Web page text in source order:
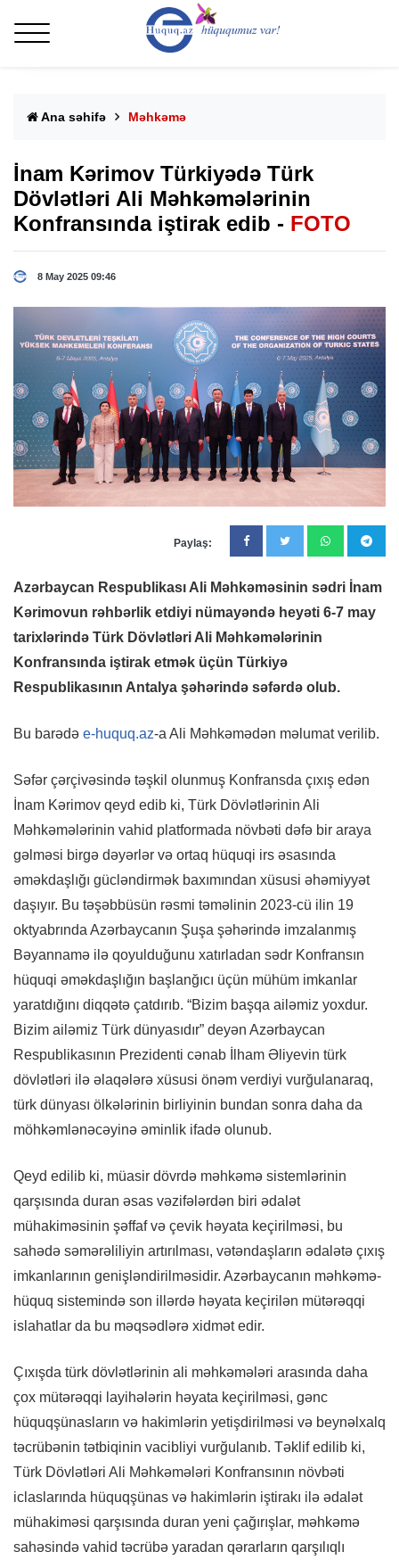
Ana səhifə Məhkəmə
İnam Kərimov Türkiyədə Türk
Dövlətləri Ali Məhkəmələrinin
Konfransında iştirak edib - FOTO
8 May 2025 09:46
Paylaş:
Azərbaycan Respublikası Ali Məhkəməsinin sədri İnam
Kərimovun rəhbərlik etdiyi nümayəndə heyəti 6-7 may
tarixlərində Türk Dövlətləri Ali Məhkəmələrinin
Konfransında iştirak etmək üçün Türkiyə
Respublikasının Antalya şəhərində səfərdə olub.
Bu barədə e-huquq.az-a Ali Məhkəmədən məlumat verilib.
Səfər çərçivəsində təşkil olunmuş Konfransda çıxış edən
İnam Kərimov qeyd edib ki, Türk Dövlətlərinin Ali
Məhkəmələrinin vahid platformada növbəti dəfə bir araya
gəlməsi birgə dəyərlər və ortaq hüquqi irs əsasında
əməkdaşlığı gücləndirmək baxımından xüsusi əhəmiyyət
daşıyır. Bu təşəbbüsün rəsmi təməlinin 2023-cü ilin 19
oktyabrında Azərbaycanın Şuşa şəhərində imzalanmış
Bəyannamə ilə qoyulduğunu xatırladan sədr Konfransın
hüquqi əməkdaşlığın başlanğıcı üçün mühüm imkanlar
yaratdığını diqqətə çatdırıb. “Bizim başqa ailəmiz yoxdur.
Bizim ailəmiz Türk dünyasıdır” deyən Azərbaycan
Respublikasının Prezidenti cənab İlham Əliyevin türk
dövlətləri ilə əlaqələrə xüsusi önəm verdiyi vurğulanaraq,
türk dünyası ölkələrinin birliyinin bundan sonra daha da
möhkəmlənəcəyinə əminlik ifadə olunub.
Qeyd edilib ki, müasir dövrdə məhkəmə sistemlərinin
qarşısında duran əsas vəzifələrdən biri ədalət
mühakiməsinin şəffaf və çevik həyata keçirilməsi, bu
sahədə səmərəliliyin artırılması, vətəndaşların ədalətə çıxış
imkanlarının genişləndirilməsidir. Azərbaycanın məhkəmə-
hüquq sistemində son illərdə həyata keçirilən mütərəqqi
islahatlar da bu məqsədlərə xidmət edir.
Çıxışda türk dövlətlərinin ali məhkəmələri arasında daha
çox mütərəqqi layihələrin həyata keçirilməsi, gənc
hüquqşünasların və hakimlərin yetişdirilməsi və beynəlxalq
təcrübənin tətbiqinin vacibliyi vurğulanıb. Təklif edilib ki,
Türk Dövlətləri Ali Məhkəmələri Konfransının növbəti
iclaslarında hüquqşünas və hakimlərin iştirakı ilə ədalət
mühakiməsi qarşısında duran yeni çağırışlar, məhkəmə
sahəsində vahid təcrübə yaradan qərarların qarşılıqlı